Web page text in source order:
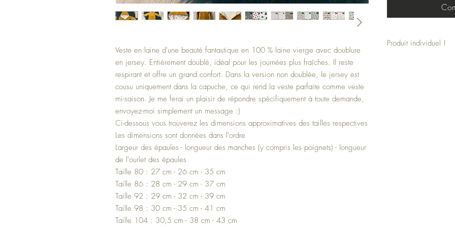
Veste en laine d'une beauté fantastique en 100 % laine vierge avec doublure
en jersey. Entièrement doublé, idéal pour les journées plus fraîches. Il reste
respirant et offre un grand confort. Dans la version non doublée, le jersey est
cousu uniquement dans la capuche, ce qui rend la veste parfaite comme veste
mi-saison. Je me ferai un plaisir de répondre spécifiquement à toute demande,
envoyez-moi simplement un message :)
Ci-dessous vous trouverez les dimensions approximatives des tailles respectives
Les dimensions sont données dans l'ordre
Largeur des épaules - longueur des manches (y compris les poignets) - longueur
de l'ourlet des épaules
Taille 80 : 27 cm - 26 cm - 35 cm
Taille 86 : 28 cm - 29 cm - 37 cm
Taille 92 : 29 cm - 32 cm - 39 cm
Taille 98 : 30 cm - 35 cm - 41 cm
Taille 104 : 30,5 cm - 38 cm - 43 cm
Produit individuel !